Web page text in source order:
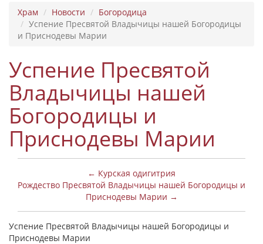
Храм Новости
Богородица
Успение Пресвятой Владычицы нашей Богородицы
и Приснодевы Марии
Успение Пресвятой
Владычицы нашей
Богородицы и
Приснодевы Марии
← Курская одигитрия
Рождество Пресвятой Владычицы нашей Богородицы и
Приснодевы Марии →
Успение Пресвятой Владычицы нашей Богородицы и
Приснодевы Марии